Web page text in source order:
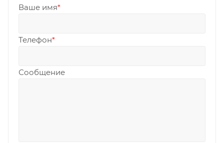
Ваше имя*
Телефон*
Сообщение